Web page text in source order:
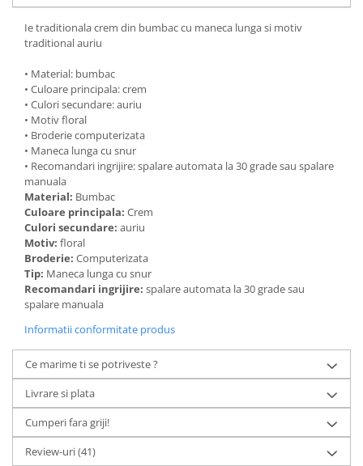
Ie traditionala crem din bumbac cu maneca lunga si motiv
traditional auriu
• Material: bumbac
• Culoare principala: crem
• Culori secundare: auriu
• Motiv floral
• Broderie computerizata
• Maneca lunga cu snur
• Recomandari ingrijire: spalare automata la 30 grade sau spalare
manuala
Material: Bumbac
Culoare principala: Crem
Culori secundare: auriu
Motiv: floral
Broderie: Computerizata
Tip: Maneca lunga cu snur
Recomandari ingrijire: spalare automata la 30 grade sau
spalare manuala
Informatii conformitate produs
Ce marime ti se potriveste ?
Livrare si plata
Cumperi fara griji!
Review-uri(41)